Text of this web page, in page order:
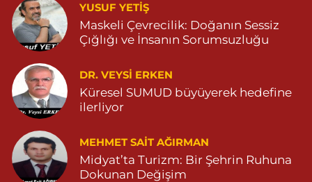
İlknur Eczanesi
GÜL MAH. VATAN CAD. NO:2A 04825911091
0 (482) 591 10 91
Turan Eczanesi
TEPEBAŞI MAHALLE KISMETLİ CADDE NO:59D SAĞLIK OCAĞI
YANI 04823813670
0 (482) 381 36 70 Yol Tarifi Al
YUSUF YETİŞ
Maskeli Çevrecilik: Doğanın Sessiz
Çığlığı ve İnsanın Sorumsuzluğu
DR. VEYSI ERKEN
Küresel SUMUD büyüyerek hedefine
ilerliyor
MEHMET SAIT AĞIRMAN
Midyat’ta Turizm: Bir Şehrin Ruhuna
Dokunan Değişim